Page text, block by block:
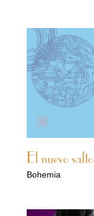
El nuevo salto
Bohemia